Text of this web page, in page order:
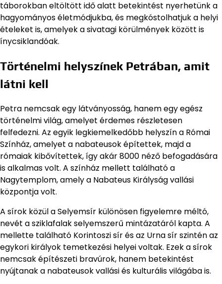
táborokban eltöltött idő alatt betekintést nyerhetünk a
hagyományos életmódjukba, és megkóstolhatjuk a helyi
ételeket is, amelyek a sivatagi körülmények között is
ínycsiklandóak.
Történelmi helyszínek Petrában, amit
látni kell
Petra nemcsak egy látványosság, hanem egy egész
történelmi világ, amelyet érdemes részletesen
felfedezni. Az egyik legkiemelkedőbb helyszín a Római
Színház, amelyet a nabateusok építettek, majd a
rómaiak kibővítettek, így akár 8000 néző befogadására
is alkalmas volt. A színház mellett található a
Nagytemplom, amely a Nabateus Királyság vallási
központja volt.
A sírok közül a Selyemsír különösen figyelemre méltó,
nevét a sziklafalak selyemszerű mintázatáról kapta. A
mellette található Korintoszi sír és az Urna sír szintén az
egykori királyok temetkezési helyei voltak. Ezek a sírok
nemcsak építészeti bravúrok, hanem betekintést
nyújtanak a nabateusok vallási és kulturális világába is.